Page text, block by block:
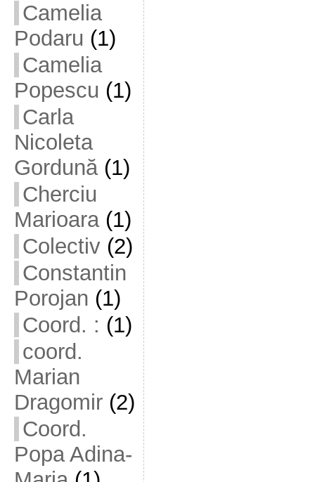
Camelia
Podaru (1)
Camelia
Popescu (1)
Carla
Nicoleta
Gordună(1)
Cherciu
Marioara(1)
Colectiv(2)
Constantin
Porojan (1)
Coord. : (1)
coord.
Marian
Dragomir(2)
Coord.
Popa Adina-